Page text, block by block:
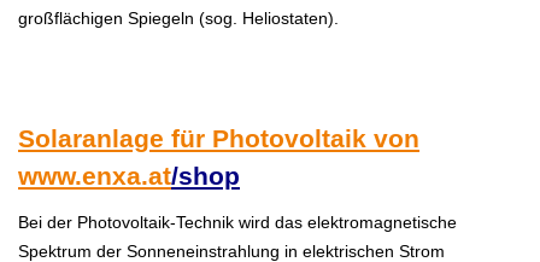
großflächigen Spiegeln (sog. Heliostaten).
Solaranlage für Photovoltaik von
www.enxa.at/shop
Bei der Photovoltaik-Technik wird das elektromagnetische
Spektrum der Sonneneinstrahlung in elektrischen Strom